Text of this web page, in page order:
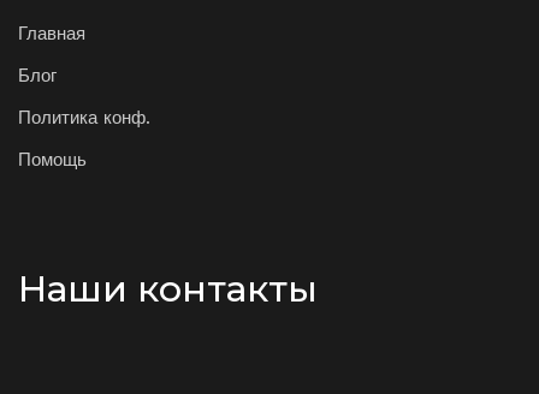
Главная
Блог
Политика конф.
Помощь
Наши контакты